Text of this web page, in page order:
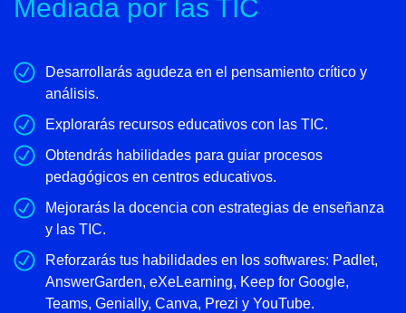
Mediada por las TIC
Desarrollarás agudeza en el pensamiento crítico y
análisis.
Explorarás recursos educativos con las TIC.
Obtendrás habilidades para guiar procesos
pedagógicos en centros educativos.
Mejorarás la docencia con estrategias de enseñanza
y las TIC.
Reforzarás tus habilidades en los softwares: Padlet,
AnswerGarden, eXeLearning, Keep for Google,
Teams, Genially, Canva, Prezi y YouTube.